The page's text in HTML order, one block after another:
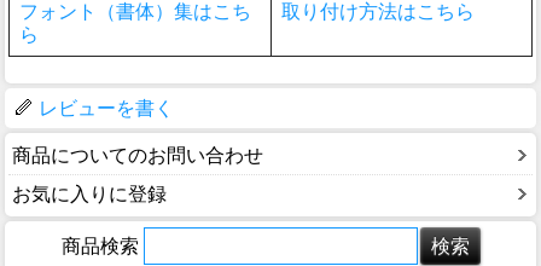
フォント（書体）集はこち
ら
取り付け方法はこちら
レビューを書く
商品についてのお問い合わせ
お気に入りに登録
商品検索